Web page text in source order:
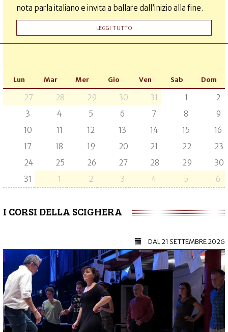
nota parla italiano e invita a ballare dall’inizio alla fine.
LEGGI TUTTO
Lun Mar Mer Gio Ven Sab Dom
27 28 29 30 31 1
2
3
4 5 6 7 8
9
10
11 12 13 14 15
16
17
18 19 20 21 22
23
24
25 26 27 28 29
30
31
1 2 3 4 5 6
I CORSI DELLA SCIGHERA
DAL21 SETTEMBRE 2026